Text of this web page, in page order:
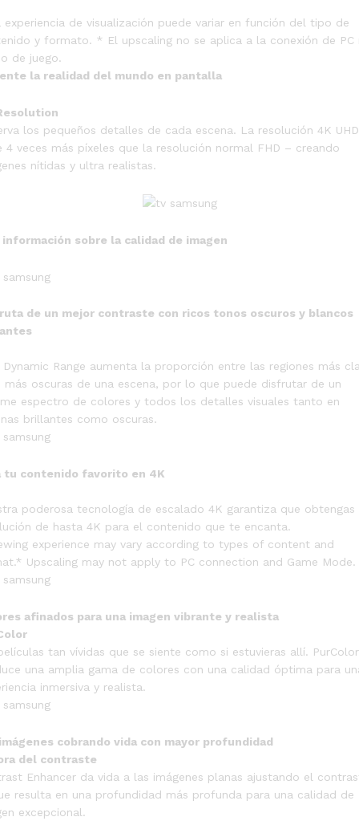
de visualización puede variar en función del tipo de
y formato. * El upscaling no se aplica a la conexión de PC
de juego.
la realidad del mundo en pantalla
los pequeños detalles de cada escena. La resolución 4K UHD
4 veces más píxeles que la resolución normal FHD – creando
nítidas y ultra realistas.
información sobre la calidad de imagen
de un mejor contraste con ricos tonos oscuros y blancos
Dynamic Range aumenta la proporción entre las regiones más
más oscuras de una escena, por lo que puede disfrutar de un
espectro de colores y todos los detalles visuales tanto en
brillantes como oscuras.
tu contenido favorito en 4K
poderosa tecnología de escalado 4K garantiza que obtengas
de hasta 4K para el contenido que te encanta.
experience may vary according to types of content and
Upscaling may not apply to PC connection and Game Mode.
afinados para una imagen vibrante y realista
tan vívidas que se siente como si estuvieras allí. PurColor
una amplia gama de colores con una calidad óptima para
inmersiva y realista.
cobrando vida con mayor profundidad
del contraste
Enhancer da vida a las imágenes planas ajustando el
resulta en una profundidad más profunda para una calidad de
excepcional.